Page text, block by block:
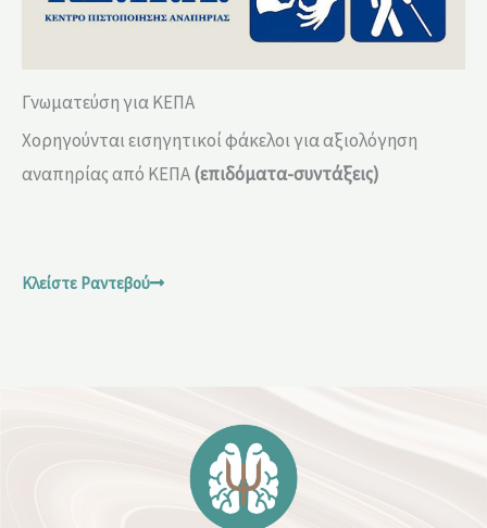
Γνωματεύση για ΚΕΠΑ
Χορηγούνται εισηγητικοί φάκελοι για αξιολόγηση
αναπηρίας από ΚΕΠΑ(επιδόματα-συντάξεις)
Κλείστε Ραντεβού